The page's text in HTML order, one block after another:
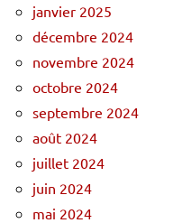
janvier 2025
décembre 2024
novembre 2024
octobre 2024
septembre 2024
août 2024
juillet 2024
juin 2024
mai 2024